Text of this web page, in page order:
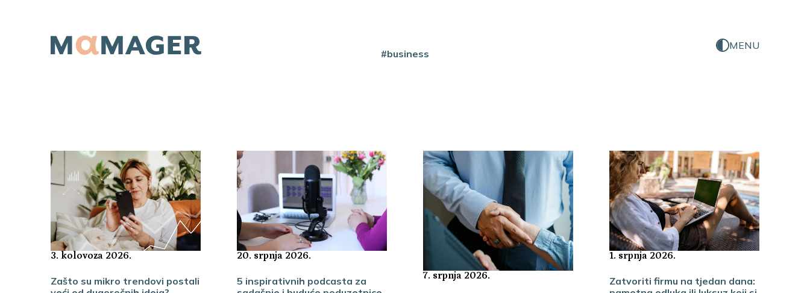
MENU
#business
3. kolovoza 2026.
Zašto su mikro trendovi postali
20. srpnja 2026.
5 inspirativnih podcasta za
7. srpnja 2026.
1. srpnja 2026.
Zatvoriti firmu na tjedan dana: